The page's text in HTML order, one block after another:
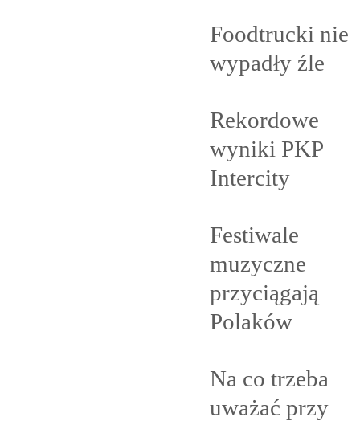
Foodtrucki nie
wypadły źle
Rekordowe
wyniki PKP
Intercity
Festiwale
muzyczne
przyciągają
Polaków
Na co trzeba
uważać przy